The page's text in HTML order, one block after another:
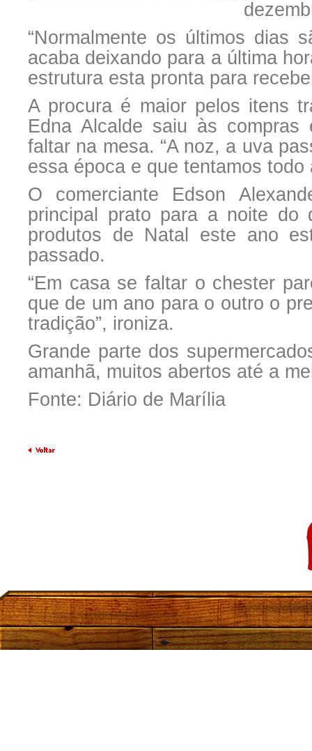
“Normalmente os últimos dias
acaba deixando para a última
estrutura esta pronta para
A procura é maior pelos itens
Edna Alcalde saiu às
faltar na mesa. “A noz, a uva
essa época e que tentamos todo
O comerciante Edson
principal prato para a noite
produtos de Natal este ano
passado.
“Em casa se faltar o chester
que de um ano para o outro o
tradição”, ironiza.
Grande parte dos
amanhã, muitos abertos até a
Fonte: Diário de Marília